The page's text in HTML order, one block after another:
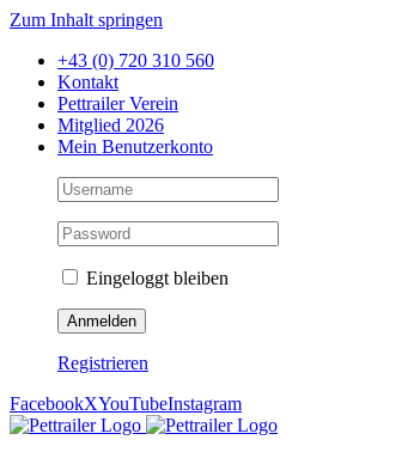
Zum Inhalt springen
+43 (0) 720 310 560
Kontakt
Pettrailer Verein
Mitglied 2026
Mein Benutzerkonto
Eingeloggt bleiben
Registrieren
FacebookXYouTubeInstagram